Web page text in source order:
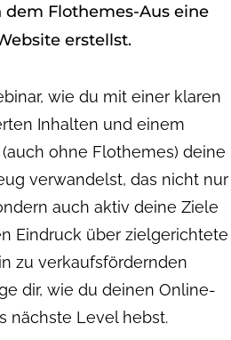
Flothemes-Aus eine
erstellst.
wie du mit einer klaren
Inhalten und einem
ohne Flothemes) deine
verwandelst, das nicht nur
auch aktiv deine Ziele
Eindruck über zielgerichtete
zu verkaufsfördernden
dir, wie du deinen Online-
nächste Level hebst.